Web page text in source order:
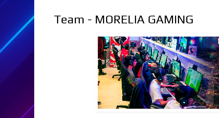
Team - MORELIA GAMING